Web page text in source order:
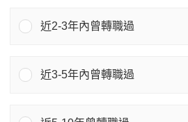
近2-3年內曾轉職過
近3-5年內曾轉職過